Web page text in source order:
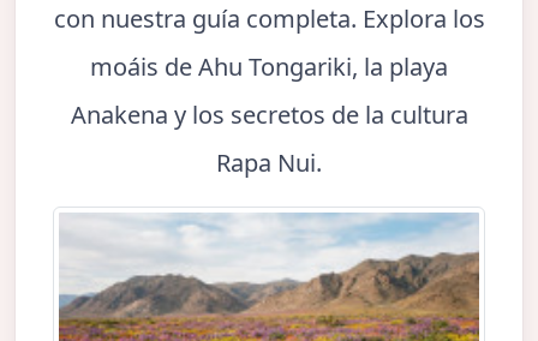
con nuestra guía completa. Explora los
moáis de Ahu Tongariki, la playa
Anakena y los secretos de la cultura
Rapa Nui.